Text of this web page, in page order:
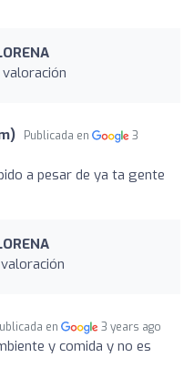
Publicada en
3
a pesar de ya ta gente
en 3 years ago
y comida y no es